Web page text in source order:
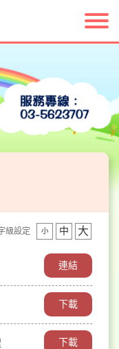
級設定 小 中 大
連結
下載
下載